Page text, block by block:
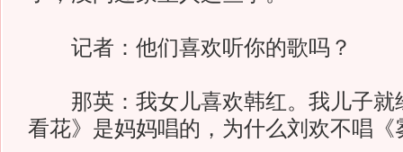
记者：他们喜欢听你的歌吗？
那英：我女儿喜欢韩红。我儿子就
看花》是妈妈唱的，为什么刘欢不唱《